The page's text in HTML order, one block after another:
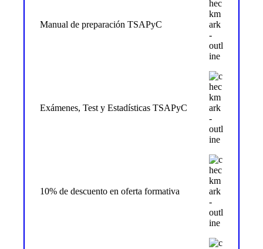
Manual de preparación TSAPyC
Exámenes, Test y Estadísticas TSAPyC
10% de descuento en oferta formativa